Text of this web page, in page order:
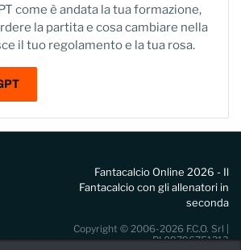
come è andata la tua formazione,
la partita e cosa cambiare nella
il tuo regolamento e la tua rosa.
Fantacalcio Online 2026 - Il
Fantacalcio con gli allenatori in
seconda
Copyright © 2006-2026 F.C.O. Srl |
PI 09796751213